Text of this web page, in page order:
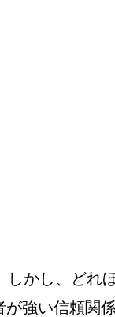
かし、どれ
強い信頼関